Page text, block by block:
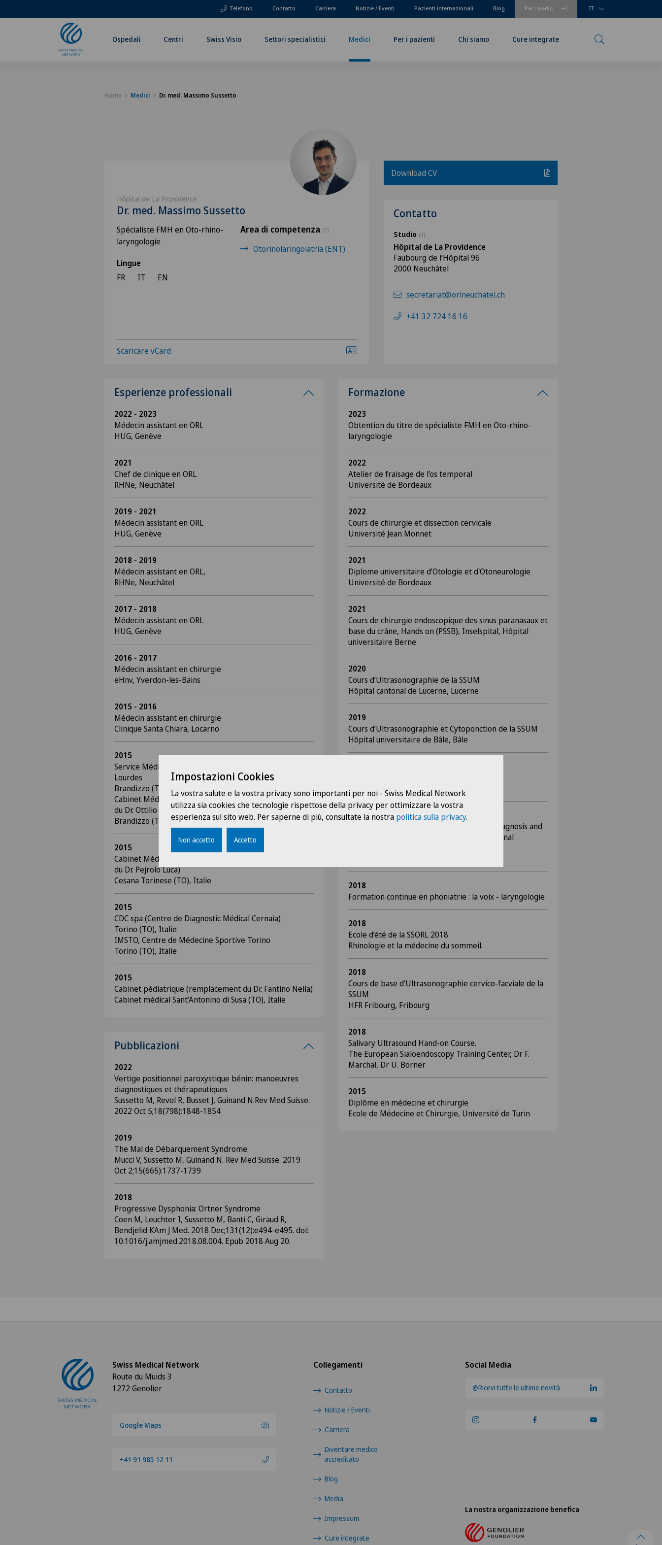
Telefono Per i medici
Contatto Carriera Notizie / Eventi Pazienti internazionali Blog IT
Ospedali Centri Swiss Visio Settori specialistici Medici Per i pazienti Chi siamo Cure integrate
Home Medici Dr. med. Massimo Sussetto
Hôpital de La Providence
Dr. med. Massimo Sussetto
Spécialiste FMH en Oto-rhino-
laryngologie
Lingue
FR
IT EN
Area di competenza (1)
Otorinolaringoiatria (ENT)
Scaricare vCard
Download CV
Contatto
Studio (1)
Hôpital de La Providence
Faubourg de l’Hôpital 96
2000 Neuchâtel
secretariat@orlneuchatel.ch
+41 32 724 16 16
Esperienze professionali
2022 - 2023
Médecin assistant en ORL
HUG, Genève
2021
Chef de clinique en ORL
RHNe, Neuchâtel
2019 - 2021
Médecin assistant en ORL
HUG, Genève
2018 - 2019
Médecin assistant en ORL,
RHNe, Neuchâtel
2017 - 2018
Médecin assistant en ORL
HUG, Genève
2016 - 2017
Médecin assistant en chirurgie
eHnv, Yverdon-les-Bains
2015 - 2016
Médecin assistant en chirurgie
Clinique Santa Chiara, Locarno
2015
Service Médical à l’établissement médico-social Piccola
Lourdes
Brandizzo (TO), Italie
Cabinet Médical de Médecine de famille (remplacement
du Dr. Ottilio Ellena) Brandizzo Medica
Brandizzo (TO), Italie
2015
Cabinet Médical de Médecine de famille (remplacement
du Dr. Pejrolo Luca)
Cesana Torinese (TO), Italie
2015
CDC spa (Centre de Diagnostic Médical Cernaia)
Torino (TO), Italie
IMSTO, Centre de Médecine Sportive Torino
Torino (TO), Italie
2015
Cabinet pédiatrique (remplacement du Dr. Fantino Nella)
Cabinet médical Sant’Antonino di Susa (TO), Italie
Pubblicazioni
2022
Vertige positionnel paroxystique bénin: manoeuvres
diagnostiques et thérapeutiques
Sussetto M, Revol R, Busset J, Guinand N.Rev Med Suisse.
2022 Oct 5;18(798):1848-1854
2019
The Mal de Débarquement Syndrome
Mucci V, Sussetto M, Guinand N. Rev Med Suisse. 2019
Oct 2;15(665):1737-1739
2018
Progressive Dysphonia: Ortner Syndrome
Coen M, Leuchter I, Sussetto M, Banti C, Giraud R,
Bendjelid KAm J Med. 2018 Dec;131(12):e494-e495. doi:
10.1016/j.amjmed.2018.08.004. Epub 2018 Aug 20.
Formazione
2023
Obtention du titre de spécialiste FMH en Oto-rhino-
laryngologie
2022
Atelier de fraisage de l’os temporal
Université de Bordeaux
2022
Cours de chirurgie et dissection cervicale
Université Jean Monnet
2021
Diplome universitaire d’Otologie et d'Otoneurologie
Université de Bordeaux
2021
Cours de chirurgie endoscopique des sinus paranasaux et
base du crâne, Hands on (PSSB), Inselspital, Hôpital
universitaire Berne
2020
Cours d’Ultrasonographie de la SSUM
Hôpital cantonal de Lucerne, Lucerne
2019
Cours d’Ultrasonographie et Cytoponction de la SSUM
Hôpital universitaire de Bâle, Bâle
Phoniatrie et ORL pédiatrique
2019
DizzyNet Fifth International Masterclass. Diagnosis and
treatment of peripheral, central and functional
2018
Formation continue en phoniatrie : la voix - laryngologie
2018
Ecole d’été de la SSORL 2018
Rhinologie et la médecine du sommeil.
2018
Cours de base d’Ultrasonographie cervico-facviale de la
SSUM
HFR Fribourg, Fribourg
2018
Salivary Ultrasound Hand-on Course.
The European Sialoendoscopy Training Center, Dr F.
Marchal, Dr U. Borner
2015
Diplôme en médecine et chirurgie
Ecole de Médecine et Chirurgie, Université de Turin
Social Media
@Ricevi tutte le ultime novità
Collegamenti
Contatto
Notizie / Eventi
Carriera
Diventare medico
accreditato
Blog
Media
Impressum
Cure integrate
Swiss Medical Network
Route du Muids 3
1272 Genolier
Google Maps
+41 91 985 12 11
La nostra organizzazione benefica
Impostazioni Cookies
La vostra salute e la vostra privacy sono importanti per noi - Swiss Medical Network
utilizza sia cookies che tecnologie rispettose della privacy per ottimizzare la vostra
esperienza sul sito web. Per saperne di più, consultate la nostra politica sulla privacy.
Non accetto Accetto